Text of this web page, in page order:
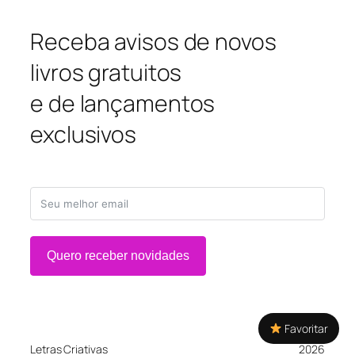
Receba avisos de novos
livros gratuitos
e de lançamentos
exclusivos
Quero receber novidades
Letras Criativas 2026
Favoritar